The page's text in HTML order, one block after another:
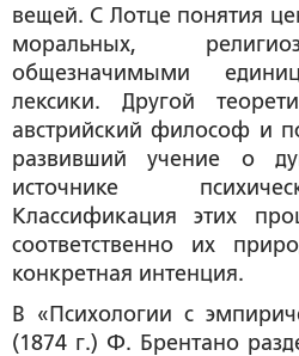
вещей. С Лотце понятия
моральных,
общезначимыми
лексики. Другой
австрийский философ и
развивший учение о
источнике
Классификация этих
соответственно их
конкретная интенция.
В «Психологии с
(1874 г.) Ф. Брентано